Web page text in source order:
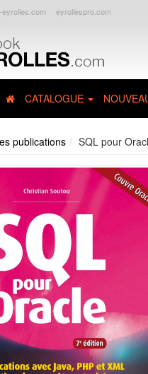
eyrollespro.com
CATALOGUE
publications SQL pour